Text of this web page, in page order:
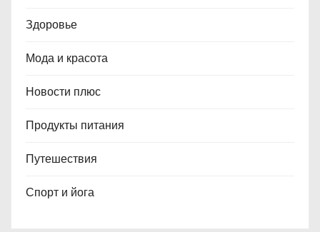
Здоровье
Мода и красота
Новости плюс
Продукты питания
Путешествия
Спорт и йога